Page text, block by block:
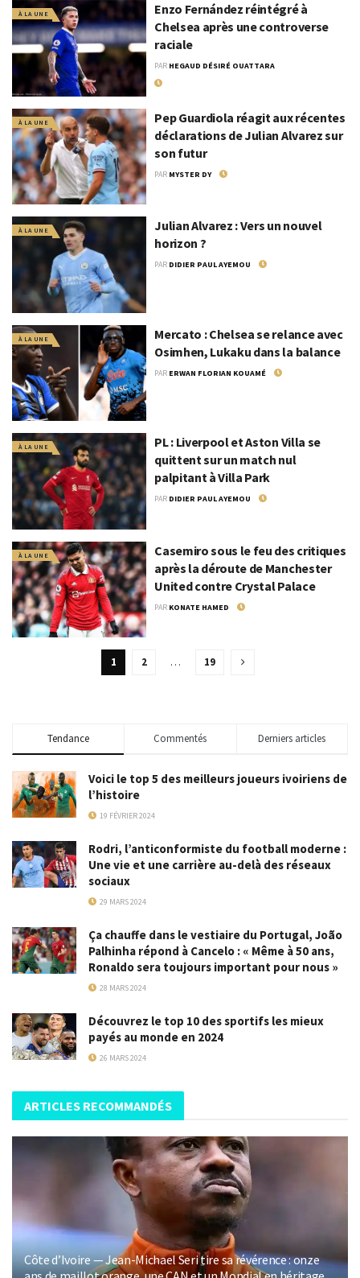
À LA UNE
Enzo Fernández réintégré à
Chelsea après une controverse
raciale
PAR HEGAUD DÉSIRÉ OUATTARA
À LA UNE
Pep Guardiola réagit aux récentes
déclarations de Julian Alvarez sur
son futur
PAR MYSTER DY
À LA UNE
Julian Alvarez : Vers un nouvel
horizon ?
PAR DIDIER PAUL AYEMOU
À LA UNE
Mercato : Chelsea se relance avec
Osimhen, Lukaku dans la balance
PAR ERWAN FLORIAN KOUAMÉ
À LA UNE
PL : Liverpool et Aston Villa se
quittent sur un match nul
palpitant à Villa Park
PAR DIDIER PAUL AYEMOU
À LA UNE
Casemiro sous le feu des critiques
après la déroute de Manchester
United contre Crystal Palace
PAR KONATE HAMED
1 2 … 19
Tendance Commentés Derniers articles
Voici le top 5 des meilleurs joueurs ivoiriens de
l’histoire
19 FÉVRIER 2024
Rodri, l’anticonformiste du football moderne :
Une vie et une carrière au-delà des réseaux
sociaux
29 MARS 2024
Ça chauffe dans le vestiaire du Portugal, João
Palhinha répond à Cancelo : « Même à 50 ans,
Ronaldo sera toujours important pour nous »
28 MARS 2024
Découvrez le top 10 des sportifs les mieux
payés au monde en 2024
26 MARS 2024
ARTICLES RECOMMANDÉS
Côte d’Ivoire — Jean-Michael Seri tire sa révérence : onze